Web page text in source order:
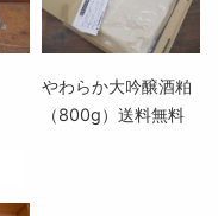
やわらか大吟醸酒粕
（800g）送料無料